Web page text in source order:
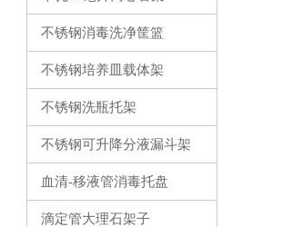
不锈钢消毒洗净筐篮
不锈钢培养皿载体架
不锈钢洗瓶托架
不锈钢可升降分液漏斗架
血清-移液管消毒托盘
滴定管大理石架子